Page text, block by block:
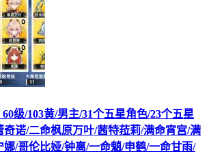
60级/103黄/男主/31个五星角色/23个五星
奇诺/二命枫原万叶/茜特菈莉/满命宵宫/满
娜/哥伦比娅/钟离/一命魈/申鹤/一命甘雨/